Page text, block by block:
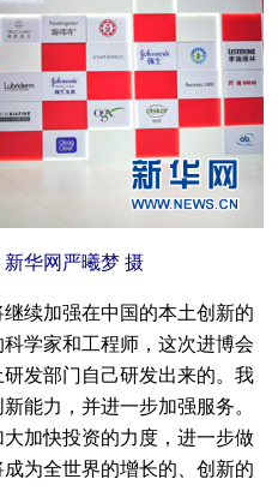
华网严曦梦 摄
续加强在中国的本土创新的
学家和工程师，这次进博会
发部门自己研发出来的。我
能力，并进一步加强服务。
加快投资的力度，进一步做
为全世界的增长的、创新的